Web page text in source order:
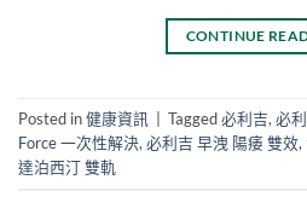
CONTINUE
Posted in健康資訊 Tagged必利吉,必
Force 一次性解決,必利吉 早洩 陽痿 雙效,
達泊西汀 雙軌